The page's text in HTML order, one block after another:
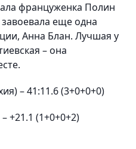
француженка Полин
еще одна
Анна Блан. Лучшая у
– она
– 41:11.6 (3+0+0+0)
(1+0+0+2)